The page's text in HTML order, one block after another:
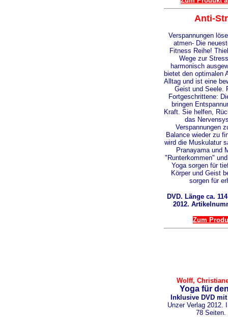
Anti-
Verspannungen
atmen- Die
Fitness Reihe!
Wege zur
harmonisch
bietet den optimalen
Alltag und ist eine
Geist und Seele.
Fortgeschrittene:
bringen
Kraft. Sie helfen,
das
Verspannungen
Balance wieder zu
wird die Muskulatur
Pranayama und
"Runterkommen"
Yoga sorgen für
Körper und Geist
sorgen für
DVD. Länge ca.
2012.
Zum
Wolff,
Yoga für
Inklusive DVD
Unzer Verlag 2012.
78 Seiten.